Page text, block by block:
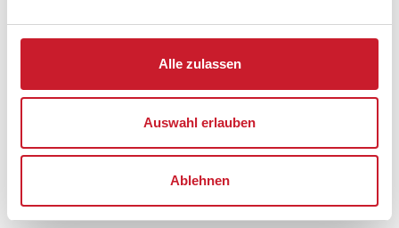
Alle zulassen
Auswahl erlauben
Ablehnen